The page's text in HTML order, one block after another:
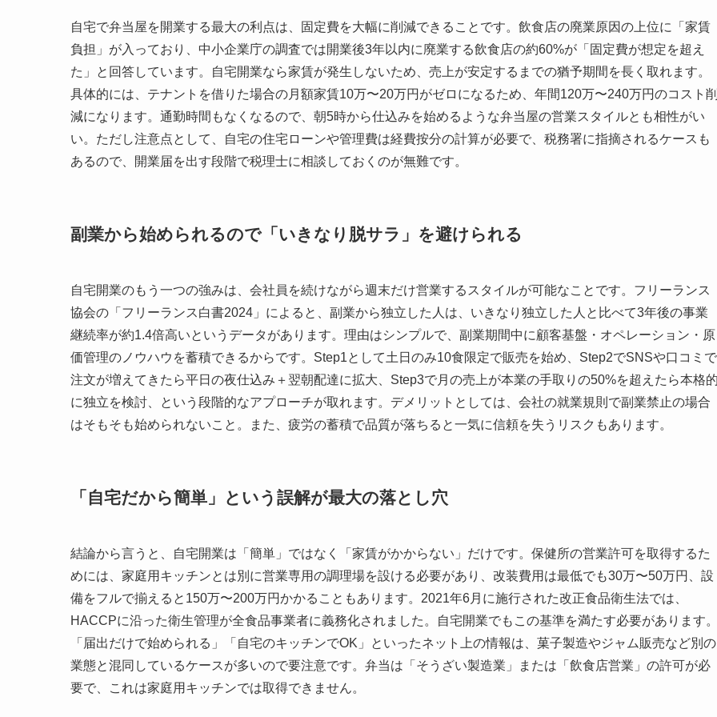
自宅で弁当屋を開業する最大の利点は、固定費を大幅に削減できることです。飲食店の廃業原因の上位に「家賃
負担」が入っており、中小企業庁の調査では開業後3年以内に廃業する飲食店の約60%が「固定費が想定を超え
た」と回答しています。自宅開業なら家賃が発生しないため、売上が安定するまでの猶予期間を長く取れます。
具体的には、テナントを借りた場合の月額家賃10万〜20万円がゼロになるため、年間120万〜240万円のコスト
減になります。通勤時間もなくなるので、朝5時から仕込みを始めるような弁当屋の営業スタイルとも相性がい
い。ただし注意点として、自宅の住宅ローンや管理費は経費按分の計算が必要で、税務署に指摘されるケースも
あるので、開業届を出す段階で税理士に相談しておくのが無難です。
副業から始められるので「いきなり脱サラ」を避けられる
自宅開業のもう一つの強みは、会社員を続けながら週末だけ営業するスタイルが可能なことです。フリーランス
協会の「フリーランス白書2024」によると、副業から独立した人は、いきなり独立した人と比べて3年後の事業
継続率が約1.4倍高いというデータがあります。理由はシンプルで、副業期間中に顧客基盤・オペレーション・原
価管理のノウハウを蓄積できるからです。Step1として土日のみ10食限定で販売を始め、Step2でSNSや口コミで
注文が増えてきたら平日の夜仕込み＋翌朝配達に拡大、Step3で月の売上が本業の手取りの50%を超えたら本格
に独立を検討、という段階的なアプローチが取れます。デメリットとしては、会社の就業規則で副業禁止の場合
はそもそも始められないこと。また、疲労の蓄積で品質が落ちると一気に信頼を失うリスクもあります。
「自宅だから簡単」という誤解が最大の落とし穴
結論から言うと、自宅開業は「簡単」ではなく「家賃がかからない」だけです。保健所の営業許可を取得するた
めには、家庭用キッチンとは別に営業専用の調理場を設ける必要があり、改装費用は最低でも30万〜50万円、設
備をフルで揃えると150万〜200万円かかることもあります。2021年6月に施行された改正食品衛生法では、
HACCPに沿った衛生管理が全食品事業者に義務化されました。自宅開業でもこの基準を満たす必要があります
「届出だけで始められる」「自宅のキッチンでOK」といったネット上の情報は、菓子製造やジャム販売など別の
業態と混同しているケースが多いので要注意です。弁当は「そうざい製造業」または「飲食店営業」の許可が必
要で、これは家庭用キッチンでは取得できません。